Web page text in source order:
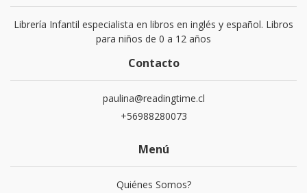
Librería Infantil especialista en libros en inglés y español. Libros
para niños de 0 a 12 años
Contacto
paulina@readingtime.cl
+56988280073
Menú
Quiénes Somos?